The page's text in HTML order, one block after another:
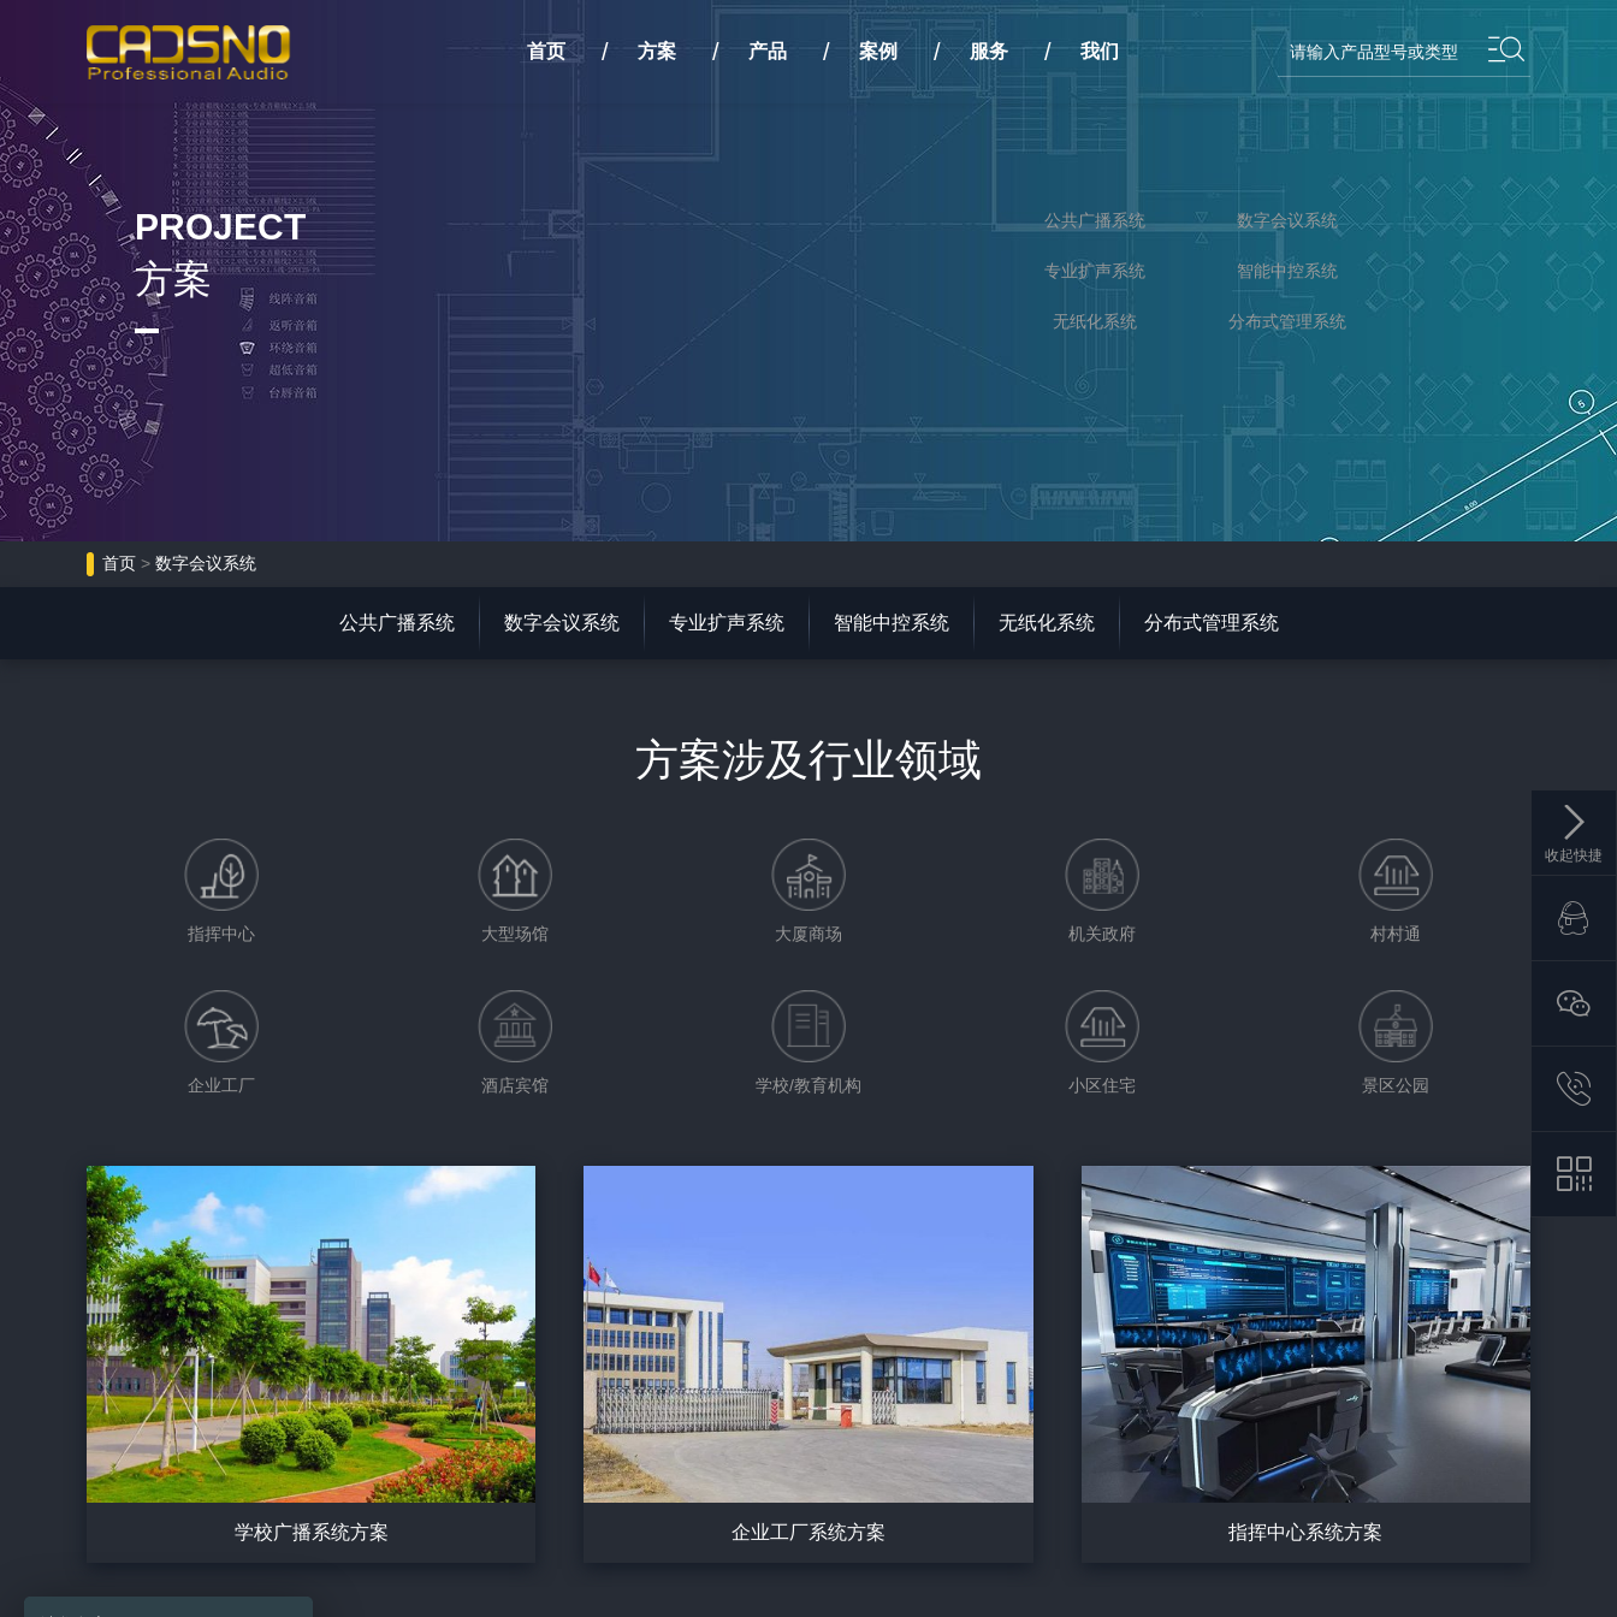
首页 方案 产品 案例 服务 我们
PROJECT
方案
公共广播系统 数字会议系统
专业扩声系统 智能中控系统
无纸化系统 分布式管理系统
首页 > 数字会议系统
公共广播系统 数字会议系统 专业扩声系统 智能中控系统 无纸化系统 分布式管理系统
方案涉及行业领域
指挥中心 大型场馆 大厦商场 机关政府 村村通
企业工厂 酒店宾馆 学校/教育机构 小区住宅 景区公园
学校广播系统方案 企业工厂系统方案 指挥中心系统方案
收起快捷